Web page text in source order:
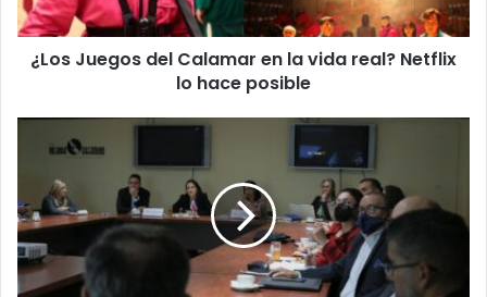
real?
Netflix
¿Los Juegos del Calamar en la vida real? Netflix
lo hace posible
sobre
las
jornadas
4x3
sirvió